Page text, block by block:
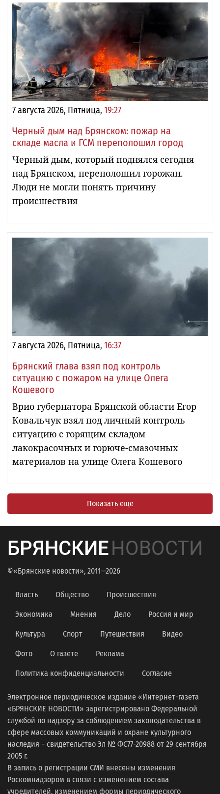
7 августа 2026, Пятница, 19:27
Черный дым над Брянском: пожар на
складе масла и ГСМ переполошил город
Черный дым, который поднялся сегодня
над Брянском, переполошил горожан.
Люди не могли понять причину
происшествия
7 августа 2026, Пятница, 16:37
Брянский глава взял под контроль
ситуацию с пожаром на улице Олега
Кошевого
Врио губернатора Брянской области Егор
Ковальчук взял под личный контроль
ситуацию с горящим складом
лакокрасочных и горюче-смазочных
материалов на улице Олега Кошевого
Показать еще
БРЯНСКИЕНОВОСТИ
©«Брянские новости», 2011—2026
Власть Общество Происшествия
Экономика Мнения Дело Россия и мир
Культура Спорт Путешествия Видео
Фото О газете Реклама
Политика конфиденциальности Согласие
Электронное периодическое издание «Интернет-газета
«БРЯНСКИЕ НОВОСТИ» зарегистрировано Федеральной
службой по надзору за соблюдением законодательства в
сфере массовых коммуникаций и охране культурного
наследия − свидетельство Эл № ФС77-20988 от 29 сентября
2005 г.
В запись о регистрации СМИ внесены изменения
Роскомнадзором в связи с изменением состава
учредителей, изменением формы периодического